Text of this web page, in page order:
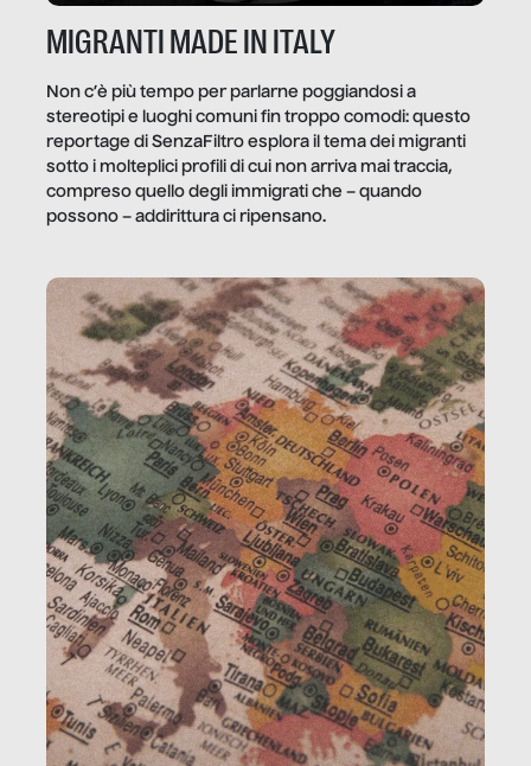
MIGRANTI MADE IN ITALY
Non c’è più tempo per parlarne poggiandosi a
stereotipi e luoghi comuni fin troppo comodi: questo
reportage di SenzaFiltro esplora il tema dei migranti
sotto i molteplici profili di cui non arriva mai traccia,
compreso quello degli immigrati che – quando
possono – addirittura ci ripensano.